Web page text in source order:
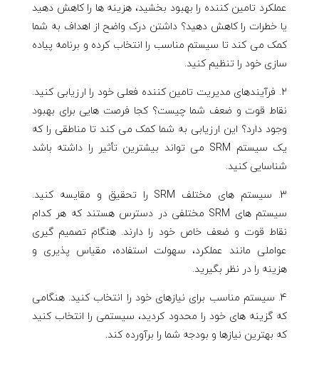
عملکرد تامین کننده را بهبود بخشید، هزینه ها را کاهش دهید
یا خطرات را کاهش دهید؟ داشتن درک واضح از اهداف به شما
کمک می کند تا سیستم مناسب را انتخاب کرده و برنامه پیاده
سازی خود را تنظیم کنید.
فرآیندهای مدیریت تامین کننده فعلی خود را ارزیابی کنید.
نقاط قوت و ضعف شما چیست؟ کجا فرصت هایی برای بهبود
وجود دارد؟ این ارزیابی به شما کمک می کند تا مناطقی را که
یک سیستم SRM می تواند بیشترین تأثیر را داشته باشد
شناسایی کنید.
سیستم های مختلف SRM را تحقیق و مقایسه کنید.
سیستم های SRM مختلفی در دسترس هستند که هر کدام
نقاط قوت و ضعف خاص خود را دارند. هنگام تصمیم گیری
عواملی مانند عملکرد، سهولت استفاده، مقیاس پذیری و
هزینه را در نظر بگیرید.
سیستم مناسب برای نیازهای خود را انتخاب کنید. هنگامی
که گزینه های خود را محدود کردید، سیستمی را انتخاب کنید
که بهترین نیازها و بودجه شما را برآورده کند.